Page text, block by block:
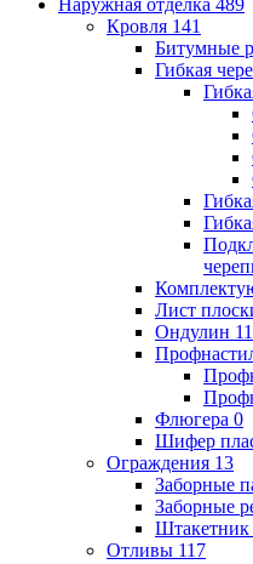
Наружная отделка 489
Кровля 141
Битумные
Гибкая
Лист
Ондулин 11
Флюгера 0
Шифер
Ограждения 13
Заборные
Заборные
Штакетник
Отливы 117